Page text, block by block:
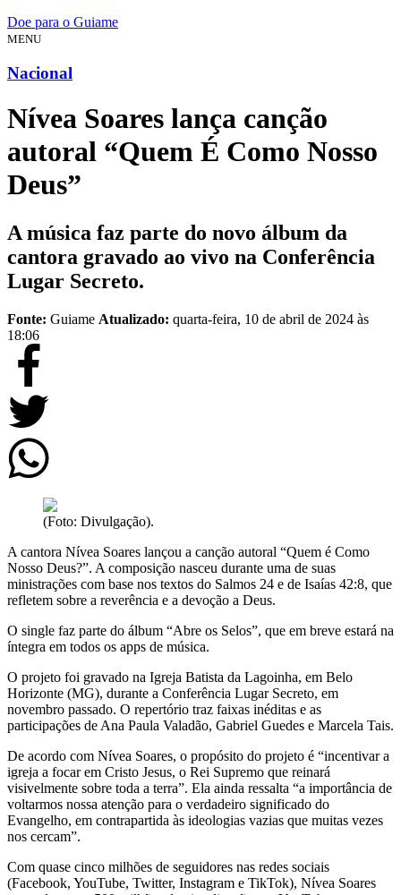
Doe para o Guiame
MENU
Nacional
Nívea Soares lança canção
autoral “Quem É Como Nosso
Deus”
A música faz parte do novo álbum da
cantora gravado ao vivo na Conferência
Lugar Secreto.
Fonte: Guiame Atualizado: quarta-feira, 10 de abril de 2024 às
18:06
(Foto: Divulgação).
A cantora Nívea Soares lançou a canção autoral “Quem é Como
Nosso Deus?”. A composição nasceu durante uma de suas
ministrações com base nos textos do Salmos 24 e de Isaías 42:8, que
refletem sobre a reverência e a devoção a Deus.
O single faz parte do álbum “Abre os Selos”, que em breve estará na
íntegra em todos os apps de música.
O projeto foi gravado na Igreja Batista da Lagoinha, em Belo
Horizonte (MG), durante a Conferência Lugar Secreto, em
novembro passado. O repertório traz faixas inéditas e as
participações de Ana Paula Valadão, Gabriel Guedes e Marcela Tais.
De acordo com Nívea Soares, o propósito do projeto é “incentivar a
igreja a focar em Cristo Jesus, o Rei Supremo que reinará
visivelmente sobre toda a terra”. Ela ainda ressalta “a importância de
voltarmos nossa atenção para o verdadeiro significado do
Evangelho, em contrapartida às ideologias vazias que muitas vezes
nos cercam”.
Com quase cinco milhões de seguidores nas redes sociais
(Facebook, YouTube, Twitter, Instagram e TikTok), Nívea Soares